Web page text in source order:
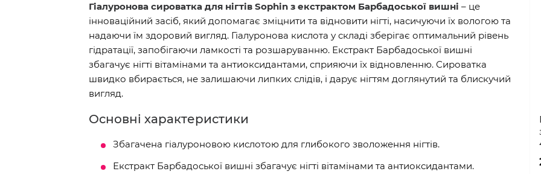
Гіалуронова сироватка для нігтів Sophin з екстрактом Барбадоської вишні – це
інноваційний засіб, який допомагає зміцнити та відновити нігті, насичуючи їх вологою та
надаючи їм здоровий вигляд. Гіалуронова кислота у складі зберігає оптимальний рівень
гідратації, запобігаючи ламкості та розшаруванню. Екстракт Барбадоської вишні
збагачує нігті вітамінами та антиоксидантами, сприяючи їх відновленню. Сироватка
швидко вбирається, не залишаючи липких слідів, і дарує нігтям доглянутий та блискучий
вигляд.
Основні характеристики
Збагачена гіалуроновою кислотою для глибокого зволоження нігтів.
Екстракт Барбадоської вишні збагачує нігті вітамінами та антиоксидантами.